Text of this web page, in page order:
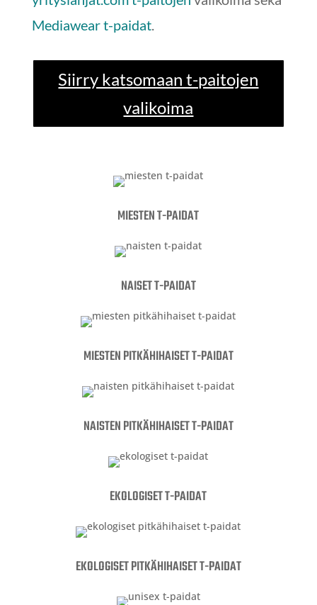
Mediawear t-paidat.
Siirry katsomaan t-paitojen
valikoima
MIESTEN T-PAIDAT
NAISET T-PAIDAT
MIESTEN PITKÄHIHAISET T-PAIDAT
NAISTEN PITKÄHIHAISET T-PAIDAT
EKOLOGISETT-PAIDAT
EKOLOGISETPITKÄHIHAISET T-PAIDAT